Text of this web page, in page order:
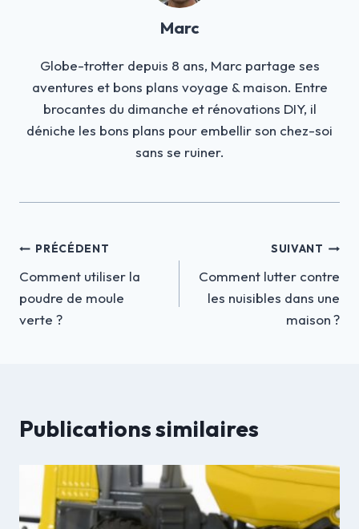
Marc
Globe-trotter depuis 8 ans, Marc partage ses
aventures et bons plans voyage & maison. Entre
brocantes du dimanche et rénovations DIY, il
déniche les bons plans pour embellir son chez-soi
sans se ruiner.
Navigation
de
l’article
PRÉCÉDENT
Comment utiliser la
poudre de moule
verte ?
SUIVANT
Comment lutter contre
les nuisibles dans une
maison ?
Publications similaires